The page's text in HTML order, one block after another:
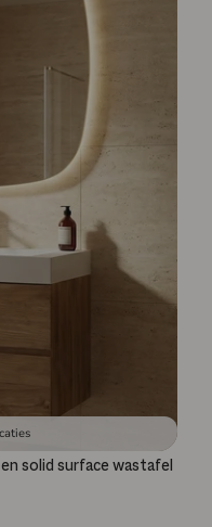
solid surface wastafel